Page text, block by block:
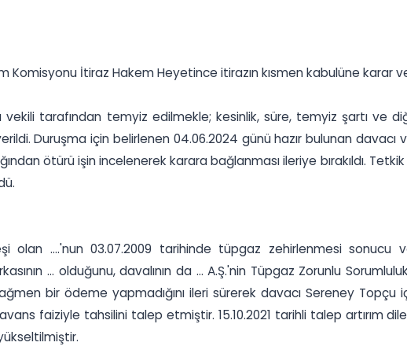
Komisyonu İtiraz Hakem Heyetince itirazın kısmen kabulüne karar
tarafından temyiz edilmekle; kesinlik, süre, temyiz şartı ve
Duruşma için belirlenen 04.06.2024 günü hazır bulunan davacı
ötürü işin incelenerek karara bağlanması ileriye bırakıldı.
olan ....'nun 03.07.2009 tarihinde tüpgaz zehirlenmesi sonucu
... olduğunu, davalının da ... A.Ş.'nin Tüpgaz Zorunlu
bir ödeme yapmadığını ileri sürerek davacı Sereney Topçu
faiziyle tahsilini talep etmiştir. 15.10.2021 tarihli talep artırım